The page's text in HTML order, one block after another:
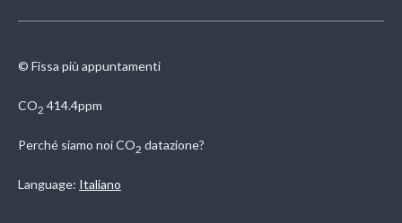
© Fissa più appuntamenti
CO2 414.4ppm
Perché siamo noiCO2 datazione?
Language: Italiano